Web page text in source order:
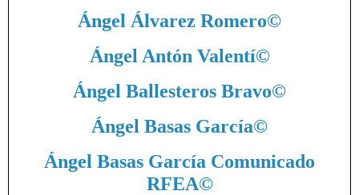
Ángel Álvarez Romero©
Ángel Antón Valentí©
Ángel Ballesteros Bravo©
Ángel Basas García©
Ángel Basas García Comunicado
RFEA©